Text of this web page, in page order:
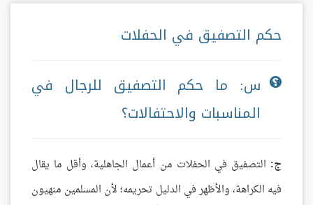
حكم التصفيق في الحفلات
س: ما حكم التصفيق للرجال في
المناسبات والاحتفالات؟
ج: التصفيق في الحفلات من أعمال الجاهلية، وأقل ما يقال
فيه الكراهة، والأظهر في الدليل تحريمه؛ لأن المسلمين منهيون